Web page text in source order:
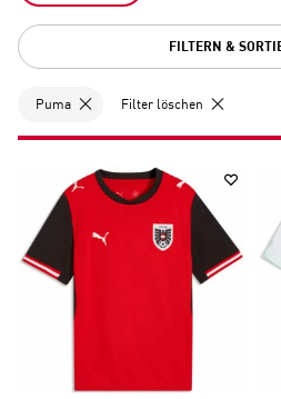
FILTERN &
Puma Filter löschen